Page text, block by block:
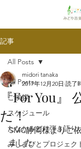
記事
All Posts
ご挨拶
スケジュール
たなかみどり弾き語り
みしまびとプロジェク
All Posts
『For You』
た！
midori tanaka
2017年12月20日 読了
SMC静岡様よりご
ました